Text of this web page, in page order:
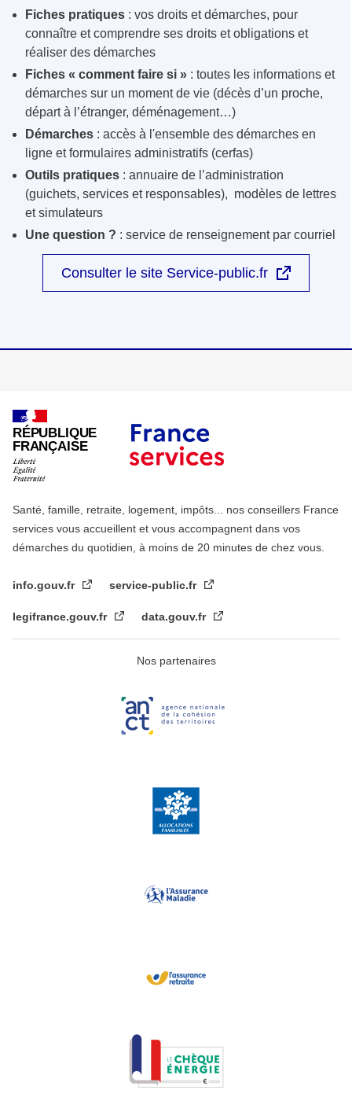
Fiches pratiques : vos droits et démarches, pour
connaître et comprendre ses droits et obligations et
réaliser des démarches
Fiches « comment faire si » : toutes les informations et
démarches sur un moment de vie (décès d’un proche,
départ à l’étranger, déménagement…)
Démarches : accès à l'ensemble des démarches en
ligne et formulaires administratifs (cerfas)
Outils pratiques : annuaire de l’administration
(guichets, services et responsables), modèles de lettres
et simulateurs
Une question ? : service de renseignement par courriel
Consulter le site Service-public.fr
RÉPUBLIQUE
FRANÇAISE
Santé, famille, retraite, logement, impôts... nos conseillers France
services vous accueillent et vous accompagnent dans vos
démarches du quotidien, à moins de 20 minutes de chez vous.
info.gouv.fr service-public.fr
legifrance.gouv.fr data.gouv.fr
Nos partenaires